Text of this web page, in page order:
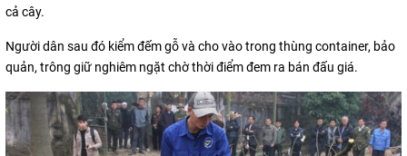
cả cây.
Người dân sau đó kiểm đếm gỗ và cho vào trong thùng container, bảo
quản, trông giữ nghiêm ngặt chờ thời điểm đem ra bán đấu giá.